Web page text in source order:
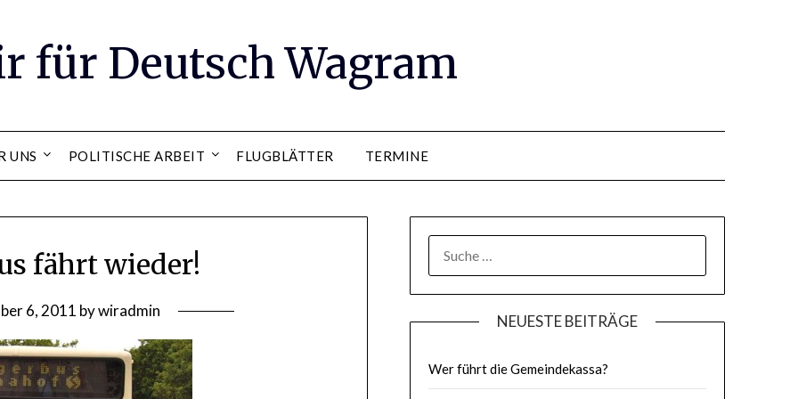
für Deutsch Wagram
UNS POLITISCHE ARBEIT FLUGBLÄTTER TERMINE
fährt wieder!
6, 2011 bywiradmin
NACH:
NEUESTE BEITRÄGE
Wer führt die Gemeindekassa?